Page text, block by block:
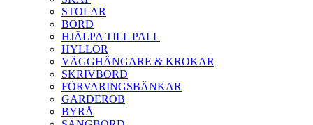
STOLAR
BORD
HJÄLPA TILL PALL
HYLLOR
VÄGGHÄNGARE & KROKAR
SKRIVBORD
FÖRVARINGSBÄNKAR
GARDEROB
BYRÅ